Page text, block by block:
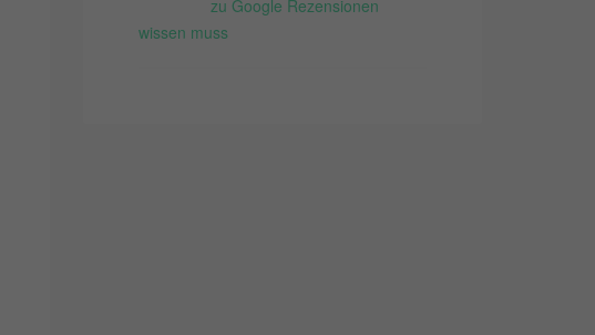
zu Google Rezensionen
wissen muss